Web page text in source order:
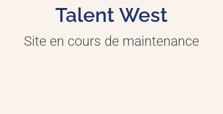
Talent West
Site en cours de maintenance